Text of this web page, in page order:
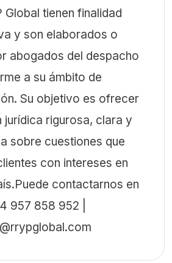
Global tienen finalidad
y son elaborados o
abogados del despacho
a su ámbito de
Su objetivo es ofrecer
jurídica rigurosa, clara y
sobre cuestiones que
con intereses en
contactarnos en
957 858 952 |